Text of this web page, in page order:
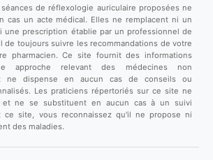
séances de réflexologie auriculaire proposées ne
cas un acte médical. Elles ne remplacent ni un
une prescription établie par un professionnel de
de toujours suivre les recommandations de votre
pharmacien. Ce site fournit des informations
approche relevant des médecines non
ne dispense en aucun cas de conseils ou
Les praticiens répertoriés sur ce site ne
et ne se substituent en aucun cas à un suivi
ce site, vous reconnaissez qu'il ne propose ni
des maladies.